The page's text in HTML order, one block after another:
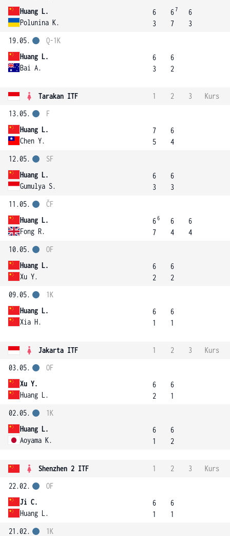
Huang L.
Polunina K.
6
3
67
7
6
3
19.05.
Huang L.
Bai A.
Q-1K
6
3
6
2
Tarakan ITF 1 2 3
Kurs
13.05.
Huang L.
Chen Y.
F
7
5
6
4
12.05.
Huang L.
Gumulya S.
SF
6
3
6
3
11.05.
Huang L.
Fong R.
ČF
66
7
6
4
6
4
10.05.
Huang L.
Xu Y.
OF
6
2
6
2
09.05.
Huang L.
Xia H.
1K
6
1
6
1
Jakarta ITF 1 2 3
Kurs
03.05.
Xu Y.
Huang L.
OF
6
2
6
1
02.05.
Huang L.
Aoyama K.
1K
6
1
6
2
Shenzhen 2 ITF 1 2 3
Kurs
22.02.
Ji C.
Huang L.
OF
6
1
6
1
21.02.
1K